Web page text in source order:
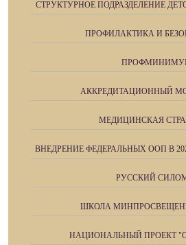
СТРУКТУРНОЕ ПОДРАЗДЕЛЕНИЕ
ПРОФИЛАКТИКА И
АККРЕДИТАЦИОННЫЙ
МЕДИЦИНСКАЯ
ВНЕДРЕНИЕ ФЕДЕРАЛЬНЫХ ООП В
РУССКИЙ
ШКОЛА
НАЦИОНАЛЬНЫЙ ПРОЕКТ